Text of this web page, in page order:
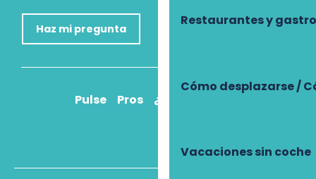
Restaurantes y
Cómo desplazarse /
Vacaciones sin coche
Haz mi pregunta
Pulse Pros ¿Cómo llegar?